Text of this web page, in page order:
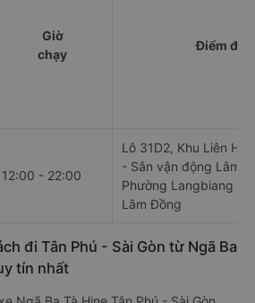
Giờ
chạy
Điểm đi
12:00 - 22:00
Lô 31D2, Khu Liên
- Sân vận động Lâm
Phường Langbiang -
Lâm Đồng
đi Tân Phú - Sài Gòn từ Ngã Ba
tín nhất